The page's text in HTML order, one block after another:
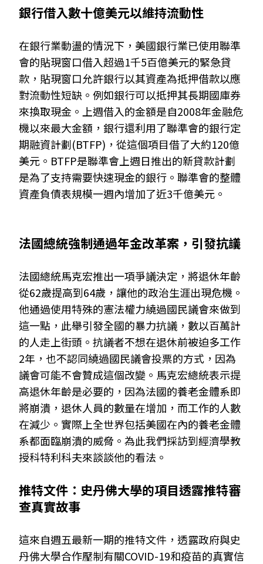
銀行借入數十億美元以維持流動性
在銀行業動盪的情況下，美國銀行業已使用聯準
會的貼現窗口借入超過1千5百億美元的緊急貸
款，貼現窗口允許銀行以其資產為抵押借款以應
對流動性短缺。例如銀行可以抵押其長期國庫券
來換取現金。上週借入的金額是自2008年金融危
機以來最大金額，銀行還利用了聯準會的銀行定
期融資計劃(BTFP)，從這個項目借了大約120億
美元。BTFP是聯準會上週日推出的新貸款計劃
是為了支持需要快速現金的銀行。聯準會的整體
資產負債表規模一週內增加了近3千億美元。
法國總統強制通過年金改革案，引發抗議
法國總統馬克宏推出一項爭議決定，將退休年齡
從62歲提高到64歲，讓他的政治生涯出現危機。
他通過使用特殊的憲法權力繞過國民議會來做到
這一點，此舉引發全國的暴力抗議，數以百萬計
的人走上街頭。抗議者不想在退休前被迫多工作
2年，也不認同繞過國民議會投票的方式，因為
議會可能不會贊成這個改變。馬克宏總統表示提
高退休年齡是必要的，因為法國的養老金體系即
將崩潰，退休人員的數量在增加，而工作的人數
在減少。實際上全世界包括美國在內的養老金體
系都面臨崩潰的威脅。為此我們採訪到經濟學教
授科特利科夫來談談他的看法。
推特文件：史丹佛大學的項目透露推特審
查真實故事
這來自週五最新一期的推特文件，透露政府與史
丹佛大學合作壓制有關COVID-19和疫苗的真實信